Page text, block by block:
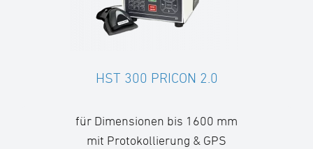
HST 300 PRICON 2.0
für Dimensionen bis 1600 mm
mit Protokollierung & GPS